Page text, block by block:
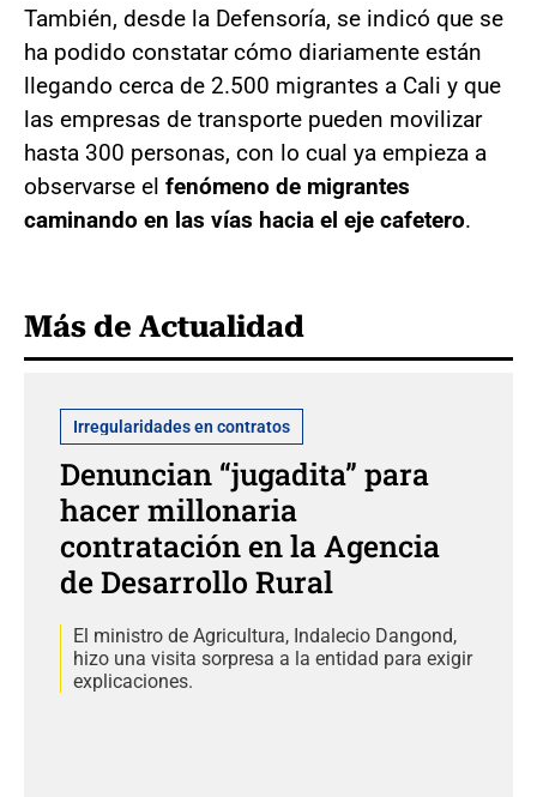
También, desde la Defensoría, se indicó que se
ha podido constatar cómo diariamente están
llegando cerca de 2.500 migrantes a Cali y que
las empresas de transporte pueden movilizar
hasta 300 personas, con lo cual ya empieza a
observarse el fenómeno de migrantes
caminando en las vías hacia el eje cafetero.
Más de Actualidad
Irregularidades en contratos
Denuncian “jugadita” para
hacer millonaria
contratación en la Agencia
de Desarrollo Rural
El ministro de Agricultura, Indalecio Dangond,
hizo una visita sorpresa a la entidad para exigir
explicaciones.